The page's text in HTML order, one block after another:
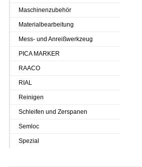
Maschinenzubehör
Materialbearbeitung
Mess- und Anreißwerkzeug
PICA MARKER
RAACO
RIAL
Reinigen
Schleifen und Zerspanen
Semloc
Spezial